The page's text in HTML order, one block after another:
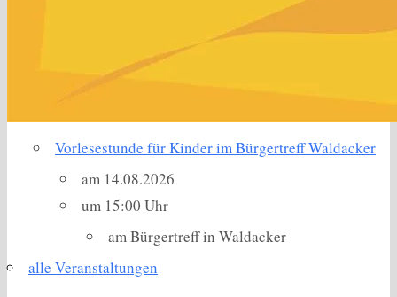
Vorlesestunde für Kinder im Bürgertreff Waldacker
am 14.08.2026
um 15:00 Uhr
am Bürgertreff in Waldacker
alle Veranstaltungen